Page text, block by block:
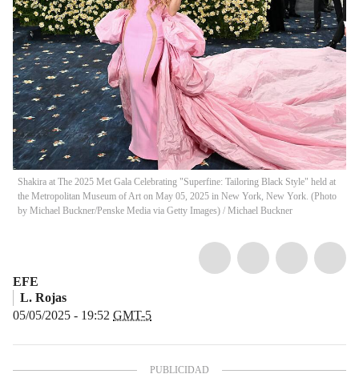
Shakira at The 2025 Met Gala Celebrating "Superfine: Tailoring Black Style" held at
the Metropolitan Museum of Art on May 05, 2025 in New York, New York. (Photo
by Michael Buckner/Penske Media via Getty Images) / Michael Buckner
EFE
L. Rojas
05/05/2025 - 19:52 GMT-5